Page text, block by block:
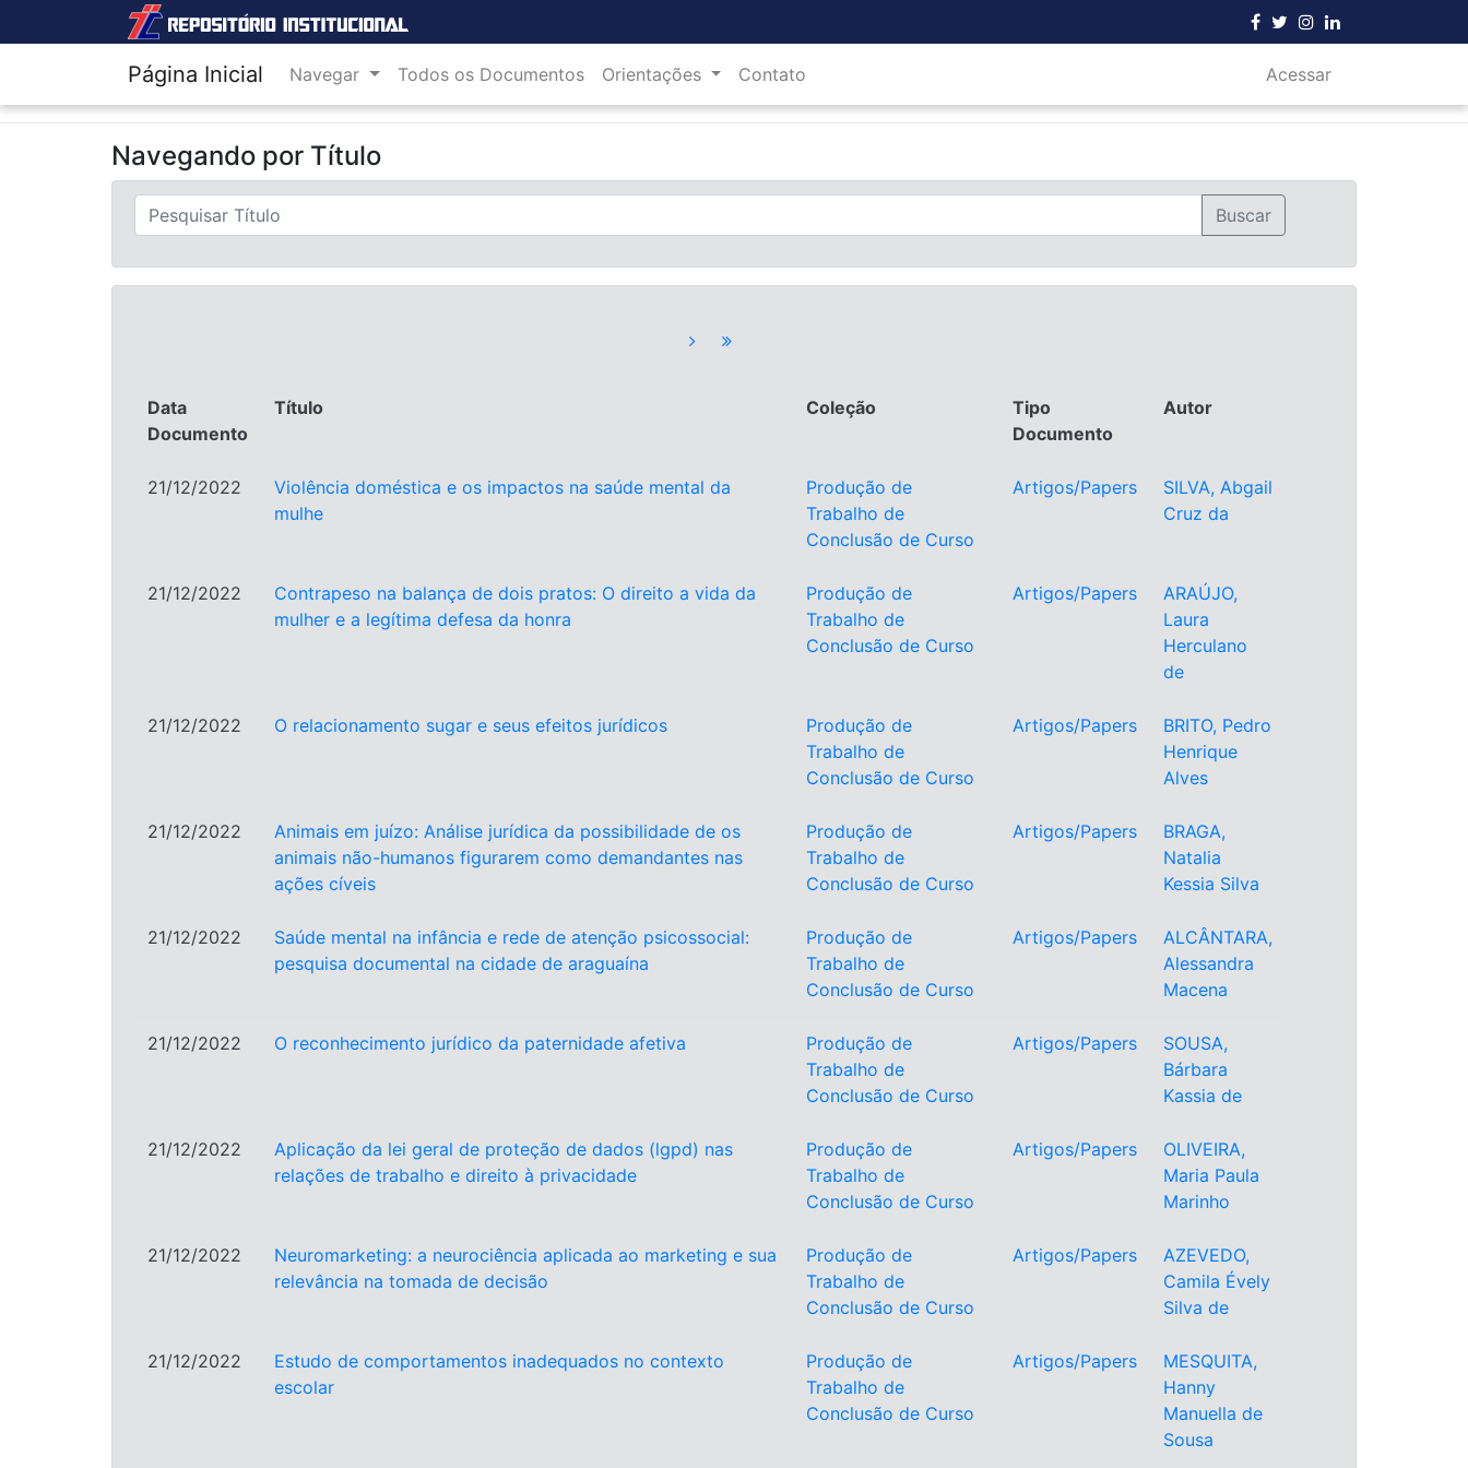
Página Inicial Navegar Todos os Documentos Orientações Contato Acessar
Navegando por Título
Data
Documento
Título Coleção
Tipo
Documento
Autor
21/12/2022
Violência doméstica e os impactos na saúde mental da
mulhe
Produção de
Trabalho de
Conclusão de Curso
Artigos/Papers
SILVA, Abgail
Cruz da
21/12/2022
Contrapeso na balança de dois pratos: O direito a vida da
mulher e a legítima defesa da honra
Produção de
Trabalho de
Conclusão de Curso
Artigos/Papers
ARAÚJO,
Laura
Herculano
de
21/12/2022 O relacionamento sugar e seus efeitos jurídicos
Produção de
Trabalho de
Conclusão de Curso
Artigos/Papers
BRITO, Pedro
Henrique
Alves
21/12/2022
Animais em juízo: Análise jurídica da possibilidade de os
animais não-humanos figurarem como demandantes nas
ações cíveis
Produção de
Trabalho de
Conclusão de Curso
Artigos/Papers
BRAGA,
Natalia
Kessia Silva
21/12/2022
Saúde mental na infância e rede de atenção psicossocial:
pesquisa documental na cidade de araguaína
Produção de
Trabalho de
Conclusão de Curso
Artigos/Papers
ALCÂNTARA,
Alessandra
Macena
21/12/2022 O reconhecimento jurídico da paternidade afetiva
Produção de
Trabalho de
Conclusão de Curso
Artigos/Papers
SOUSA,
Bárbara
Kassia de
21/12/2022
Aplicação da lei geral de proteção de dados (lgpd) nas
relações de trabalho e direito à privacidade
Produção de
Trabalho de
Conclusão de Curso
Artigos/Papers
OLIVEIRA,
Maria Paula
Marinho
21/12/2022
Neuromarketing: a neurociência aplicada ao marketing e sua
relevância na tomada de decisão
Produção de
Trabalho de
Conclusão de Curso
Artigos/Papers
AZEVEDO,
Camila Évely
Silva de
21/12/2022
Estudo de comportamentos inadequados no contexto
escolar
Produção de
Trabalho de
Conclusão de Curso
Artigos/Papers
MESQUITA,
Hanny
Manuella de
Sousa